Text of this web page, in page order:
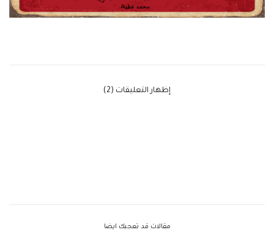
‫إظهار التعليقات (2)
مقالات قد تعجبك ايضا